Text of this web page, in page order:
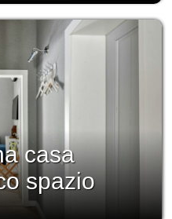
casa
spazio